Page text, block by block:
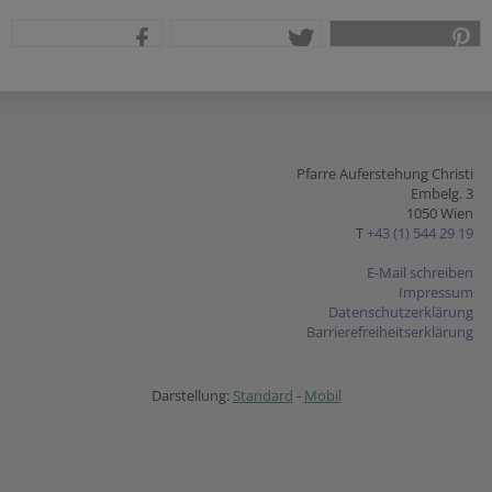
Pfarre Auferstehung Christi
Embelg. 3
1050 Wien
T +43 (1) 544 29 19
E-Mail schreiben
Impressum
Datenschutzerklärung
Barrierefreiheitserklärung
Darstellung: Standard - Mobil